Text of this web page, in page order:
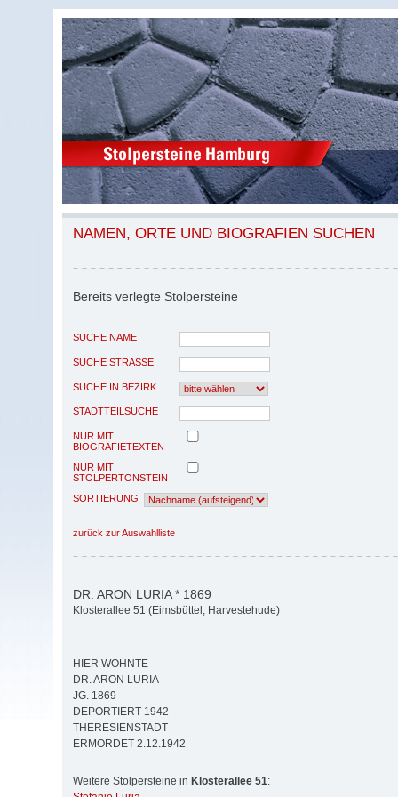
NAMEN, ORTE UND BIOGRAFIEN SUCHEN
Bereits verlegte Stolpersteine
SUCHE NAME
SUCHE STRASSE
SUCHE IN BEZIRK
STADTTEILSUCHE
NUR MIT
BIOGRAFIETEXTEN
NUR MIT
STOLPERTONSTEIN
SORTIERUNG
zurück zur Auswahlliste
DR. ARON LURIA * 1869
Klosterallee 51 (Eimsbüttel, Harvestehude)
HIER WOHNTE
DR. ARON LURIA
JG. 1869
DEPORTIERT 1942
THERESIENSTADT
ERMORDET 2.12.1942
Weitere Stolpersteine in Klosterallee 51: